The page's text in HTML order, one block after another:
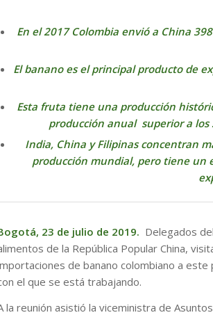
En el 2017 Colombia envió a China
El banano es el principal producto de
Esta fruta tiene una producción
producción anual superior a los
India, China y Filipinas concentran
producción mundial, pero tiene un
23 de julio de 2019. Delegados
de la República Popular China,
de banano colombiano a
el que se está trabajando.
la reunión asistió la viceministra de